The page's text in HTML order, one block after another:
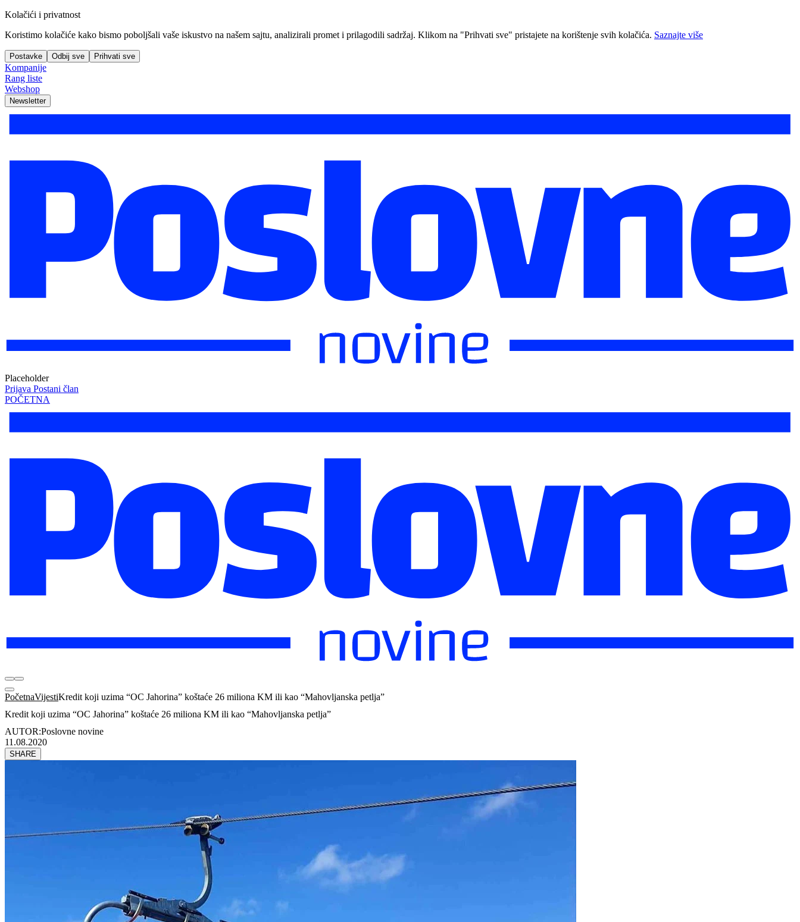
Kolačići i privatnost
Koristimo kolačiće kako bismo poboljšali vaše iskustvo na našem sajtu, analizirali promet i prilagodili sadržaj. Klikom na "Prihvati sve" pristajete na korištenje svih kolačića. Saznajte više
Postavke Odbij sve Prihvati sve
Kompanije
Rang liste
Webshop
Newsletter
Placeholder
Prijava Postani član
POČETNA
PočetnaVijestiKredit koji uzima “OC Jahorina” koštaće 26 miliona KM ili kao “Mahovljanska petlja”
Kredit koji uzima “OC Jahorina” koštaće 26 miliona KM ili kao “Mahovljanska petlja”
AUTOR:Poslovne novine
11.08.2020
SHARE